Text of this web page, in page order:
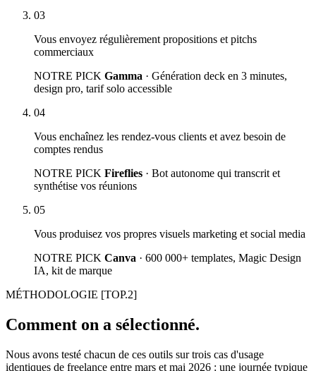
03
Vous envoyez régulièrement propositions et pitchs
commerciaux
NOTRE PICK Gamma · Génération deck en 3 minutes,
design pro, tarif solo accessible
04
Vous enchaînez les rendez-vous clients et avez besoin de
comptes rendus
NOTRE PICK Fireflies · Bot autonome qui transcrit et
synthétise vos réunions
05
Vous produisez vos propres visuels marketing et social media
NOTRE PICK Canva · 600 000+ templates, Magic Design
IA, kit de marque
MÉTHODOLOGIE [TOP.2]
Comment on a sélectionné.
Nous avons testé chacun de ces outils sur trois cas d'usage
identiques de freelance entre mars et mai 2026 : une journée typique